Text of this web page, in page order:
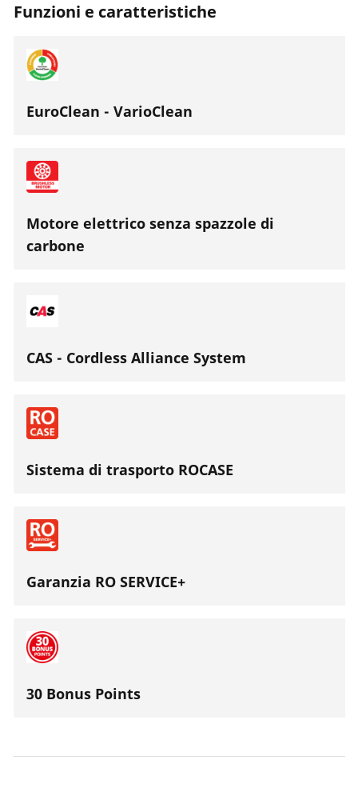
Funzioni e caratteristiche
EuroClean - VarioClean
Motore elettrico senza spazzole di
carbone
CAS - Cordless Alliance System
Sistema di trasporto ROCASE
Garanzia RO SERVICE+
30 Bonus Points